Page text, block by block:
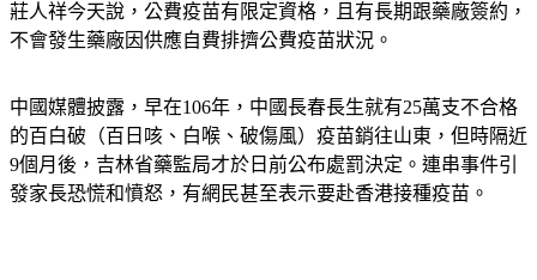
不會發生藥廠因供應自費排擠公費疫苗狀況。
的百白破（百日咳、白喉、破傷風）疫苗銷往山東，但時隔近
9個月後，吉林省藥監局才於日前公布處罰決定。連串事件引
發家長恐慌和憤怒，有網民甚至表示要赴香港接種疫苗。